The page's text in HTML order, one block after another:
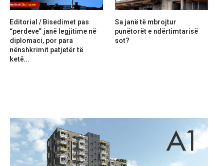
Editorial / Bisedimet pas
“perdeve” janë legjitime në
diplomaci, por para
nënshkrimit patjetër të
ketë...
Sa janë të mbrojtur
punëtorët e ndërtimtarisë
sot?